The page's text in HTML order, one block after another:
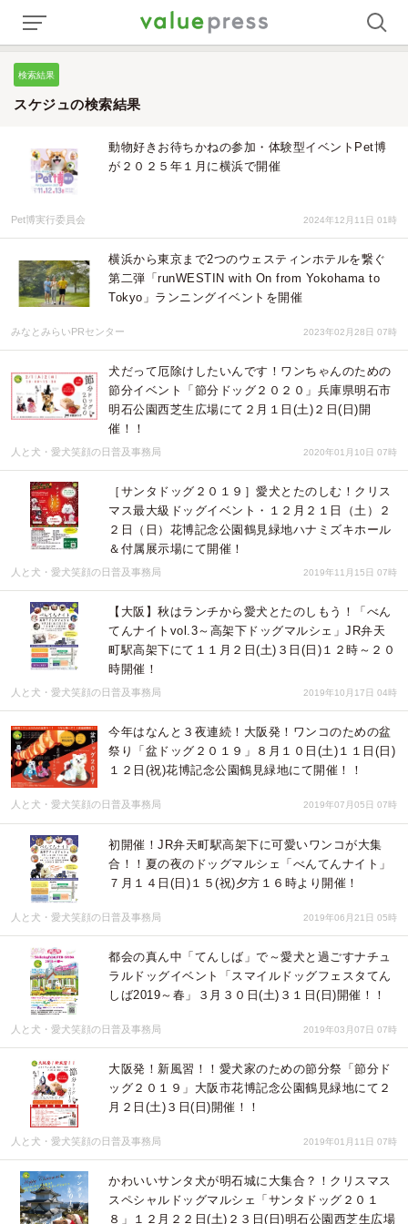
検索結果
スケジュの検索結果
動物好きお待ちかねの参加・体験型イベントPet博
が２０２５年１月に横浜で開催
Pet博実行委員会 2024年12月11日 01時
横浜から東京まで2つのウェスティンホテルを繋ぐ
第二弾「runWESTIN with On from Yokohama to
Tokyo」ランニングイベントを開催
みなとみらいPRセンター 2023年02月28日 07時
犬だって厄除けしたいんです！ワンちゃんのための
節分イベント「節分ドッグ２０２０」兵庫県明石市
明石公園西芝生広場にて２月１日(土)２日(日)開
催！！
人と犬・愛犬笑顔の日普及事務局 2020年01月10日 07時
［サンタドッグ２０１９］愛犬とたのしむ！クリス
マス最大級ドッグイベント・１２月２１日（土）２
２日（日）花博記念公園鶴見緑地ハナミズキホール
＆付属展示場にて開催！
人と犬・愛犬笑顔の日普及事務局 2019年11月15日 07時
【大阪】秋はランチから愛犬とたのしもう！「べん
てんナイトvol.3～高架下ドッグマルシェ」JR弁天
町駅高架下にて１１月２日(土)３日(日)１２時～２０
時開催！
人と犬・愛犬笑顔の日普及事務局 2019年10月17日 04時
今年はなんと３夜連続！大阪発！ワンコのための盆
祭り「盆ドッグ２０１９」８月１０日(土)１１日(日)
１２日(祝)花博記念公園鶴見緑地にて開催！！
人と犬・愛犬笑顔の日普及事務局 2019年07月05日 07時
初開催！JR弁天町駅高架下に可愛いワンコが大集
合！！夏の夜のドッグマルシェ「べんてんナイト」
７月１４日(日)１５(祝)夕方１６時より開催！
人と犬・愛犬笑顔の日普及事務局 2019年06月21日 05時
都会の真ん中「てんしば」で～愛犬と過ごすナチュ
ラルドッグイベント「スマイルドッグフェスタてん
しば2019～春」３月３０日(土)３１日(日)開催！！
人と犬・愛犬笑顔の日普及事務局 2019年03月07日 07時
大阪発！新風習！！愛犬家のための節分祭「節分ド
ッグ２０１９」大阪市花博記念公園鶴見緑地にて２
月２日(土)３日(日)開催！！
人と犬・愛犬笑顔の日普及事務局 2019年01月11日 07時
かわいいサンタ犬が明石城に大集合？！クリスマス
スペシャルドッグマルシェ「サンタドッグ２０１
８」１２月２２日(土)２３日(日)明石公園西芝生広場